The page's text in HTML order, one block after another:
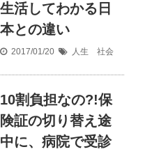
生活してわかる日
本との違い
2017/01/20 人生 社会
10割負担なの?!保
険証の切り替え途
中に、病院で受診